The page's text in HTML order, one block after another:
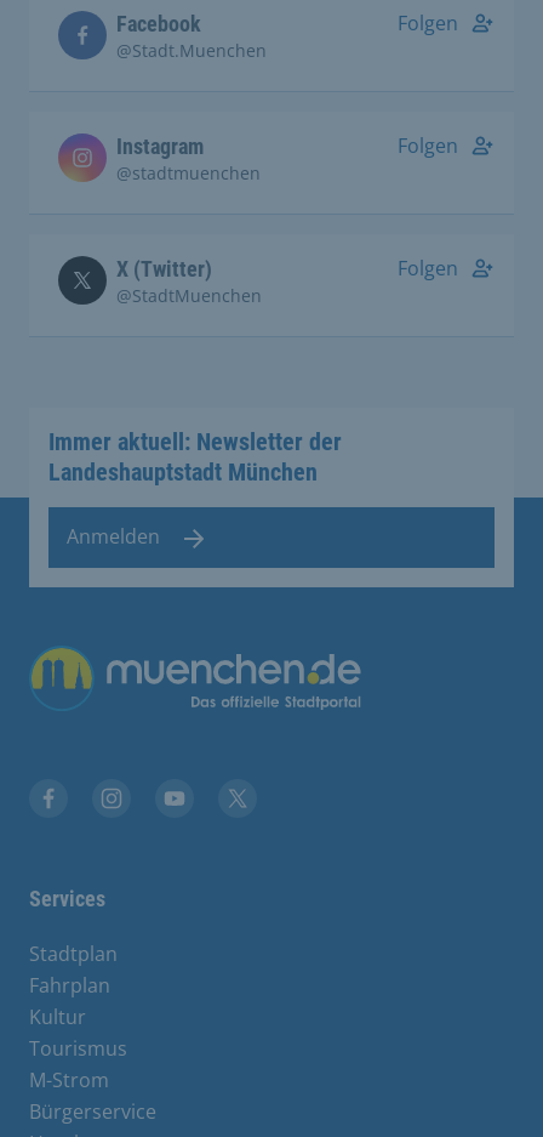
Facebook
@Stadt.Muenchen
Folgen
Instagram
@stadtmuenchen
Folgen
X (Twitter)
@StadtMuenchen
Folgen
Immer aktuell: Newsletter der
Landeshauptstadt München
Anmelden
Übergreifende Links
Services
Stadtplan
Fahrplan
Kultur
Tourismus
M-Strom
Bürgerservice